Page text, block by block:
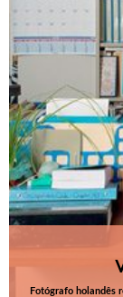
Fotógrafo holandês